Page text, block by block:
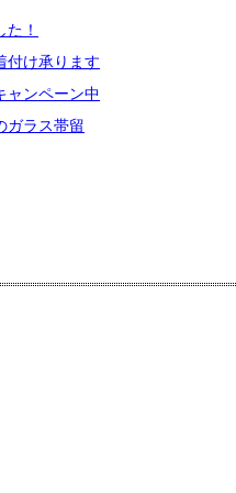
！
付け承ります
ャンペーン中
ガラス帯留